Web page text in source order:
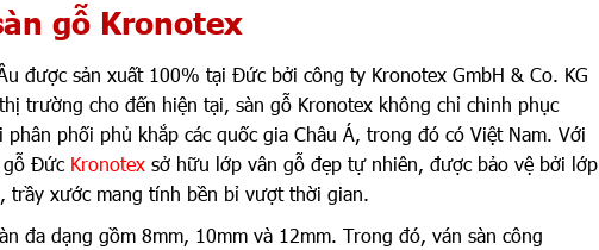
gỗ Kronotex
được sản xuất 100% tại Đức bởi công ty Kronotex GmbH & Co. KG
trường cho đến hiện tại, sàn gỗ Kronotex không chỉ chinh phục
phối phủ khắp các quốc gia Châu Á, trong đó có Việt Nam. Với
gỗ Đức Kronotex sở hữu lớp vân gỗ đẹp tự nhiên, được bảo vệ bởi lớp
trầy xước mang tính bền bỉ vượt thời gian.
đa dạng gồm 8mm, 10mm và 12mm. Trong đó, ván sàn công